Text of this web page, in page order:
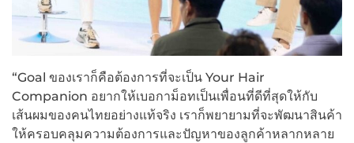
“Goal ของเราก็คือต้องการที่จะเป็น Your Hair
Companion อยากให้เบอกาม็อทเป็นเพื่อนที่ดีที่สุดให้กับ
เส้นผมของคนไทยอย่างแท้จริง เราก็พยายามที่จะพัฒนาสินค้า
ให้ครอบคลุมความต้องการและปัญหาของลูกค้าหลากหลาย